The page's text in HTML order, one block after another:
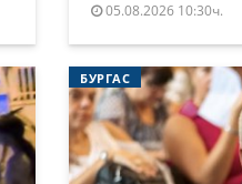
05.08.2026 10:30ч.
БУРГАС